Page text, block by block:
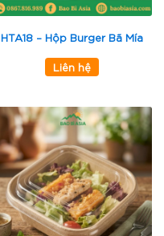
HTA18 – Hộp Burger Bã Mía
Liên hệ